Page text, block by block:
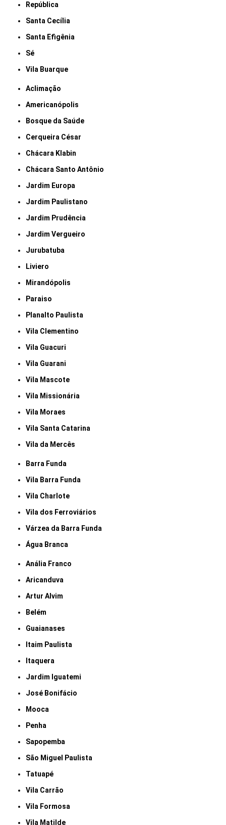
República
Santa Cecília
Santa Efigênia
Sé
Vila Buarque
Aclimação
Americanópolis
Bosque da Saúde
Cerqueira César
Chácara Klabin
Chácara Santo Antônio
Jardim Europa
Jardim Paulistano
Jardim Prudência
Jardim Vergueiro
Jurubatuba
Liviero
Mirandópolis
Paraiso
Planalto Paulista
Vila Clementino
Vila Guacuri
Vila Guarani
Vila Mascote
Vila Missionária
Vila Moraes
Vila Santa Catarina
Vila da Mercês
Barra Funda
Vila Barra Funda
Vila Charlote
Vila dos Ferroviários
Várzea da Barra Funda
Água Branca
Anália Franco
Aricanduva
Artur Alvim
Belém
Guaianases
Itaim Paulista
Itaquera
Jardim Iguatemi
José Bonifácio
Mooca
Penha
Sapopemba
São Miguel Paulista
Tatuapé
Vila Carrão
Vila Formosa
Vila Matilde